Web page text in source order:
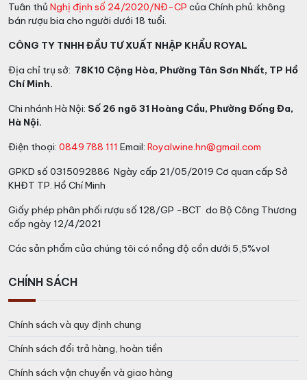
Tuân thủ Nghị định số 24/2020/NĐ-CP của Chính phủ: không
bán rượu bia cho người dưới 18 tuổi.
CÔNG TY TNHH ĐẦU TƯ XUẤT NHẬP KHẨU ROYAL
Địa chỉ trụ sở: 78K10 Cộng Hòa, Phường Tân Sơn Nhất, TP Hồ
Chí Minh.
Chi nhánh Hà Nội: Số 26 ngõ 31 Hoàng Cầu, Phường Đống Đa,
Hà Nội.
Điện thoại: 0849 788 111 Email: Royalwine.hn@gmail.com
GPKD số 0315092886 Ngày cấp 21/05/2019 Cơ quan cấp Sở
KHĐT TP. Hồ Chí Minh
Giấy phép phân phối rượu số 128/GP -BCT do Bộ Công Thương
cấp ngày 12/4/2021
Các sản phẩm của chúng tôi có nồng độ cồn dưới 5,5%vol
CHÍNH SÁCH
Chính sách và quy định chung
Chính sách đổi trả hàng, hoàn tiền
Chính sách vận chuyển và giao hàng